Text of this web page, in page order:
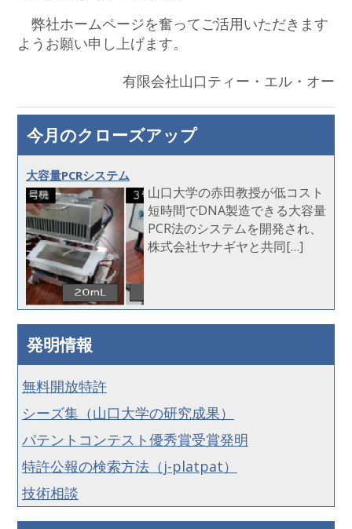
弊社ホームページを奮ってご活用いただきます
ようお願い申し上げます。
有限会社山口ティー・エル・オー
今月のクローズアップ
大容量PCRシステム
山口大学の赤田教授が低コスト
短時間でDNA製造できる大容量
PCR法のシステムを開発され、
株式会社ヤナギヤと共同[…]
発明情報
無料開放特許
シーズ集（山口大学の研究成果）
パテントコンテスト優秀賞受賞発明
特許公報の検索方法（j-platpat）
技術相談